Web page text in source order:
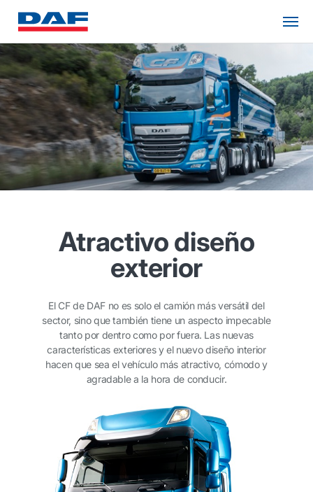
Atractivo diseño
exterior
El CF de DAF no es solo el camión más versátil del
sector, sino que también tiene un aspecto impecable
tanto por dentro como por fuera. Las nuevas
características exteriores y el nuevo diseño interior
hacen que sea el vehículo más atractivo, cómodo y
agradable a la hora de conducir.